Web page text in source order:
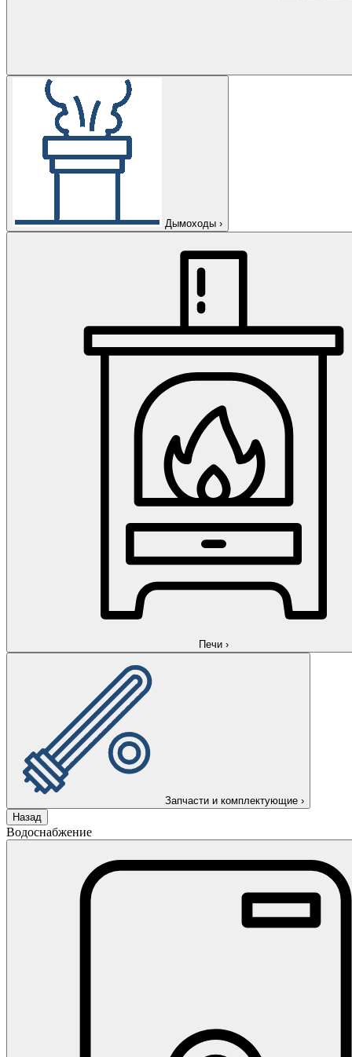
Дымоходы ›
Печи ›
Запчасти и комплектующие ›
Назад
Водоснабжение